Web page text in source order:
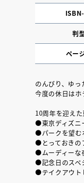
判
ペー
のんびり、ゆっ
今度の休日は
10周年を迎え
●東京ディズニ
●パークを望む
●とっておきの
●ムーディーな
●記念日のスペ
●テイクアウト